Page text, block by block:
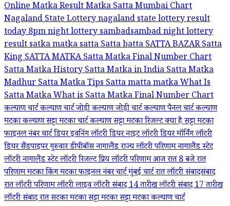
OnlineMatka ResultMatka SattaMumbai Chart
Nagaland State Lotterynagaland state lottery result
today 8pmnight lottery sambadsambad night lottery
resultsatka matkasattaSatta battaSATTA BAZARSatta
KingSATTA MATKASatta Matka Final Number Chart
Satta Matka HistorySatta Matka in IndiaSatta Matka
MadhurSatta Matka TipsSatta matta matkaWhat Is
Satta MatkaWhat is Satta Matka Final Number Chart
कल्याण चार्टकल्याण चार्ट जोड़ीकल्याण जोड़ी चार्टकल्याण पैनल चार्टकल्याण
मटकाकल्याण सट्टा मटका चार्टकल्याण सट्टा मटका रिजल्टक्या है सट्टा मटका
फाइनल नंबर चार्टडियर इवनिंग लॉटरीडियर नाइट लॉटरीडियर मॉर्निंग लॉटरी
डियर सैंडपाइपर गुरुवारडीपीबॉसनागालैंड राज्य लॉटरी परिणामनागालैंड स्टेट
लॉटरीनागालैंड स्टेट लॉटरी रिजल्टप्रिय लॉटरी परिणाम आज रात 8 बजे रात
परिणाममटका किंगमटका फाइनल नंबर चार्टमुंबई चार्टरात लॉटरी संबादसंबाद
रात लॉटरी परिणामलॉटरी लाइवलॉटरी संबाद 14 तारीखलॉटरी संबाद 17 तारीख
लॉटरी संबाद रातसटका मटकासट्टा मटकासट्टा मटका कल्याण चार्ट